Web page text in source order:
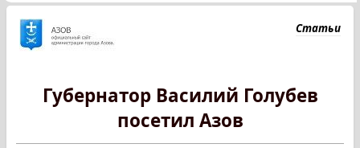
Статьи
Губернатор Василий Голубев
посетил Азов